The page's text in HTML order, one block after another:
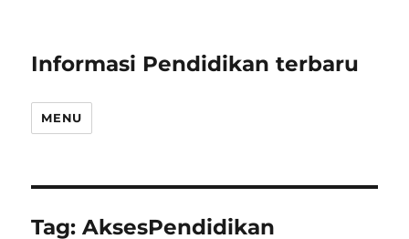
Informasi Pendidikan terbaru
MENU
Tag:AksesPendidikan